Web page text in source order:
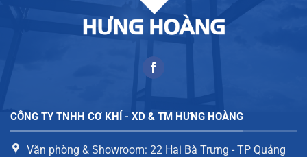
CÔNG TY TNHH CƠ KHÍ - XD & TM HƯNG HOÀNG
Văn phòng & Showroom: 22 Hai Bà Trưng - TP Quảng